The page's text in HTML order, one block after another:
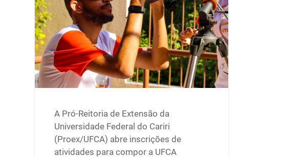
A Pró-Reitoria de Extensão da
Universidade Federal do Cariri
(Proex/UFCA) abre inscrições de
atividades para compor a UFCA